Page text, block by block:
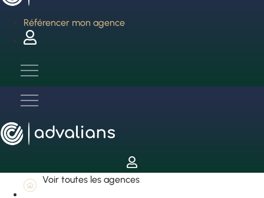
Référencer mon agence
Voir toutes les agences